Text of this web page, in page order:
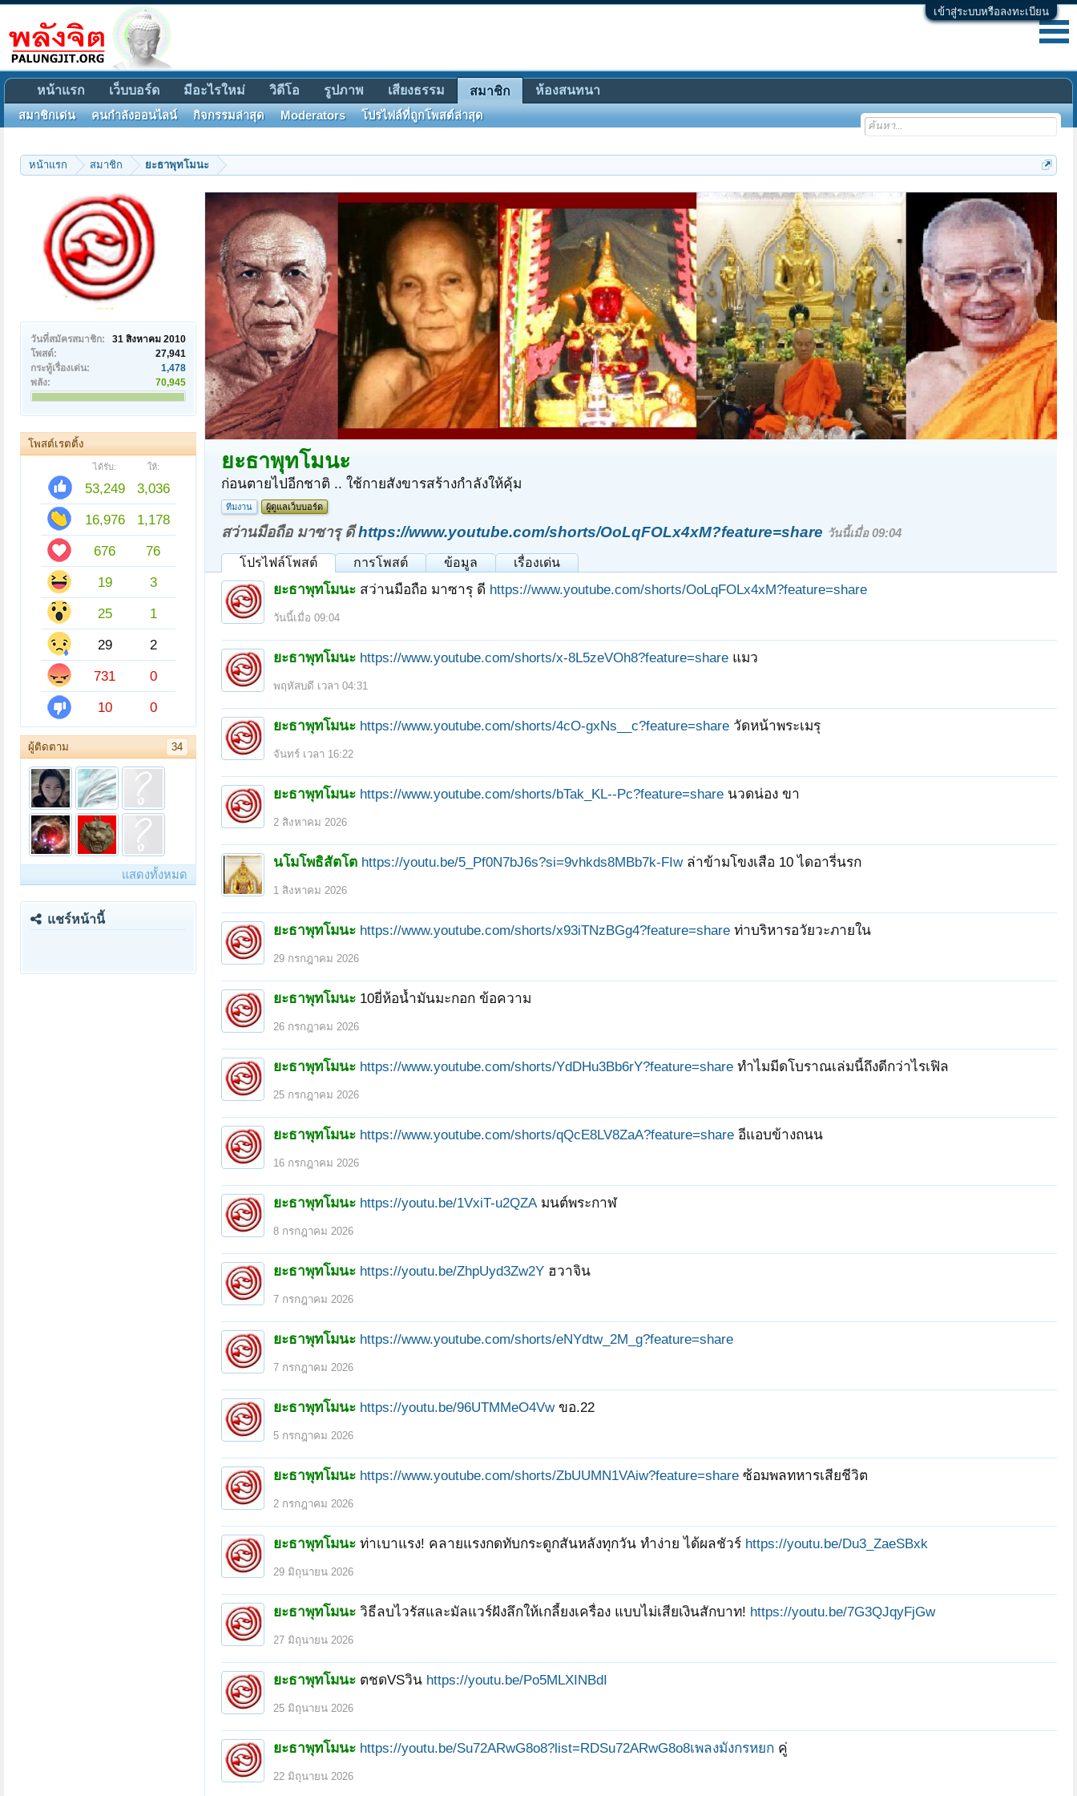
เข้าสู่ระบบหรือลงทะเบียน
หน้าแรก สมาชิก ยะธาพุทโมนะ
วันที่สมัครสมาชิก:
31 สิงหาคม 2010
โพสต์:
27,941
กระทู้เรื่องเด่น:
1,478
พลัง:
70,945
โพสต์เรตติ้ง
ได้รับ: ให้:
53,249
3,036
16,976
1,178
676
76
19
3
25
1
29
2
731
0
10
0
ผู้ติดตาม 34
Thaifriut789Silverwindsrirattana
แสดงทั้งหมด
แชร์หน้านี้
ยะธาพุทโมนะ
ก่อนตายไปอีกชาติ .. ใช้กายสังขารสร้างกำลังให้คุ้ม
ทีมงาน ผู้ดูแลเว็บบอร์ด
สว่านมือถือ มาซารุ ดีhttps://www.youtube.com/shorts/OoLqFOLx4xM?feature=share วันนี้เมื่อ 09:04
โปรไฟล์โพสต์ การโพสต์ ข้อมูล เรื่องเด่น
ยะธาพุทโมนะ สว่านมือถือ มาซารุ ดี https://www.youtube.com/shorts/OoLqFOLx4xM?feature=share
วันนี้เมื่อ 09:04
ยะธาพุทโมนะ https://www.youtube.com/shorts/x-8L5zeVOh8?feature=share แมว
พฤหัสบดี เวลา 04:31
ยะธาพุทโมนะ https://www.youtube.com/shorts/4cO-gxNs__c?feature=share วัดหน้าพระเมรุ
จันทร์ เวลา 16:22
ยะธาพุทโมนะ https://www.youtube.com/shorts/bTak_KL--Pc?feature=share นวดน่อง ขา
2 สิงหาคม 2026
นโมโพธิสัตโต https://youtu.be/5_Pf0N7bJ6s?si=9vhkds8MBb7k-FIwล่าข้ามโขงเสือ 10 ไดอารี่นรก
1 สิงหาคม 2026
ยะธาพุทโมนะ https://www.youtube.com/shorts/x93iTNzBGg4?feature=share ท่าบริหารอวัยวะภายใน
29 กรกฎาคม 2026
ยะธาพุทโมนะ 10ยี่ห้อน้ำมันมะกอก ข้อความ
26 กรกฎาคม 2026
ยะธาพุทโมนะ https://www.youtube.com/shorts/YdDHu3Bb6rY?feature=share ทำไมมีดโบราณเล่มนี้ถึงดีกว่าไรเฟิล
25 กรกฎาคม 2026
ยะธาพุทโมนะ https://www.youtube.com/shorts/qQcE8LV8ZaA?feature=share อีแอบข้างถนน
16 กรกฎาคม 2026
ยะธาพุทโมนะ https://youtu.be/1VxiT-u2QZAมนต์พระกาฬ
8 กรกฎาคม 2026
ยะธาพุทโมนะ https://youtu.be/ZhpUyd3Zw2Y ฮวาจิน
7 กรกฎาคม 2026
ยะธาพุทโมนะ https://www.youtube.com/shorts/eNYdtw_2M_g?feature=share
7 กรกฎาคม 2026
ยะธาพุทโมนะ https://youtu.be/96UTMMeO4Vwขอ.22
5 กรกฎาคม 2026
ยะธาพุทโมนะ https://www.youtube.com/shorts/ZbUUMN1VAiw?feature=share ซ้อมพลทหารเสียชีวิต
2 กรกฎาคม 2026
ยะธาพุทโมนะ ท่าเบาแรง! คลายแรงกดทับกระดูกสันหลังทุกวัน ทำง่าย ได้ผลชัวร์ https://youtu.be/Du3_ZaeSBxk
29 มิถุนายน 2026
ยะธาพุทโมนะ วิธีลบไวรัสและมัลแวร์ฝังลึกให้เกลี้ยงเครื่อง แบบไม่เสียเงินสักบาท! https://youtu.be/7G3QJqyFjGw
27 มิถุนายน 2026
ยะธาพุทโมนะ ตชดVSวิน https://youtu.be/Po5MLXINBdI
25 มิถุนายน 2026
ยะธาพุทโมนะ https://youtu.be/Su72ARwG8o8?list=RDSu72ARwG8o8เพลงมังกรหยก คู่
22 มิถุนายน 2026
2 3 →
หน้าแรก เว็บบอร์ด มีอะไรใหม่ วิดีโอ รูปภาพ เสียงธรรม สมาชิก
สมาชิกเด่น คนกำลังออนไลน์ กิจกรรมล่าสุด Moderators โปรไฟล์ที่ถูกโพสต์ล่าสุด
ห้องสนทนา